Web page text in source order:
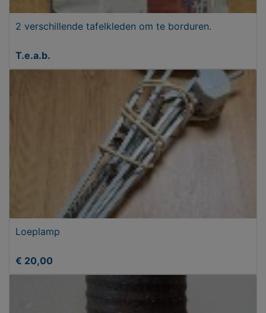
2 verschillende tafelkleden om te borduren.
T.e.a.b.
Loeplamp
€ 20,00